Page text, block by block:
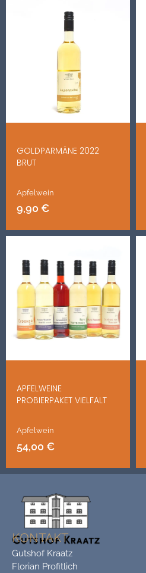
GOLDPARMÄNE 2022
BRUT
Apfelwein
9,90 €
APFELWEINE
PROBIERPAKET VIELFALT
Apfelwein
54,00 €
KONTAKT
Gutshof Kraatz
Florian Profitlich